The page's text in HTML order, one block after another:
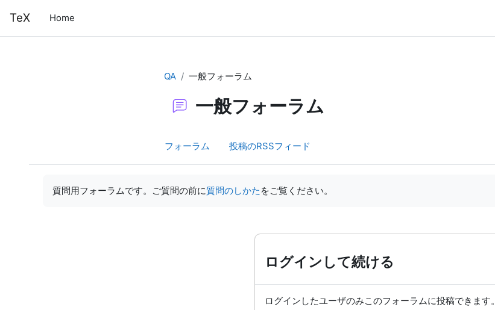
TeX Home
QA 一般フォーラム
一般フォーラム
フォーラム 投稿のRSSフィード
質問用フォーラムです。ご質問の前に質問のしかた をご覧ください。
ログインして続ける
ログインしたユーザのみこのフォーラムに投稿できます。